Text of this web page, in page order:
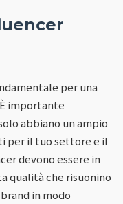
per una
importante
abbiano un ampio
per il tuo settore e il
devono essere in
qualità che risuonino
in modo